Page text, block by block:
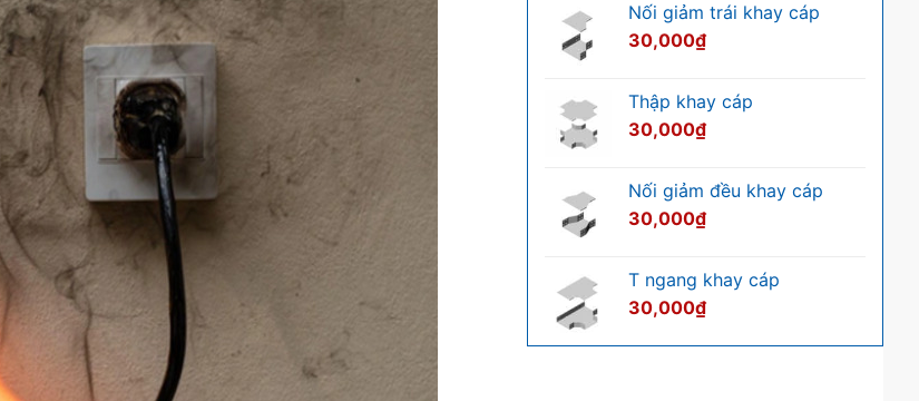
kiến
bạn
Nối giảm trái khay cáp
30,000₫
Thập khay cáp
30,000₫
Nối giảm đều khay cáp
30,000₫
T ngang khay cáp
30,000₫